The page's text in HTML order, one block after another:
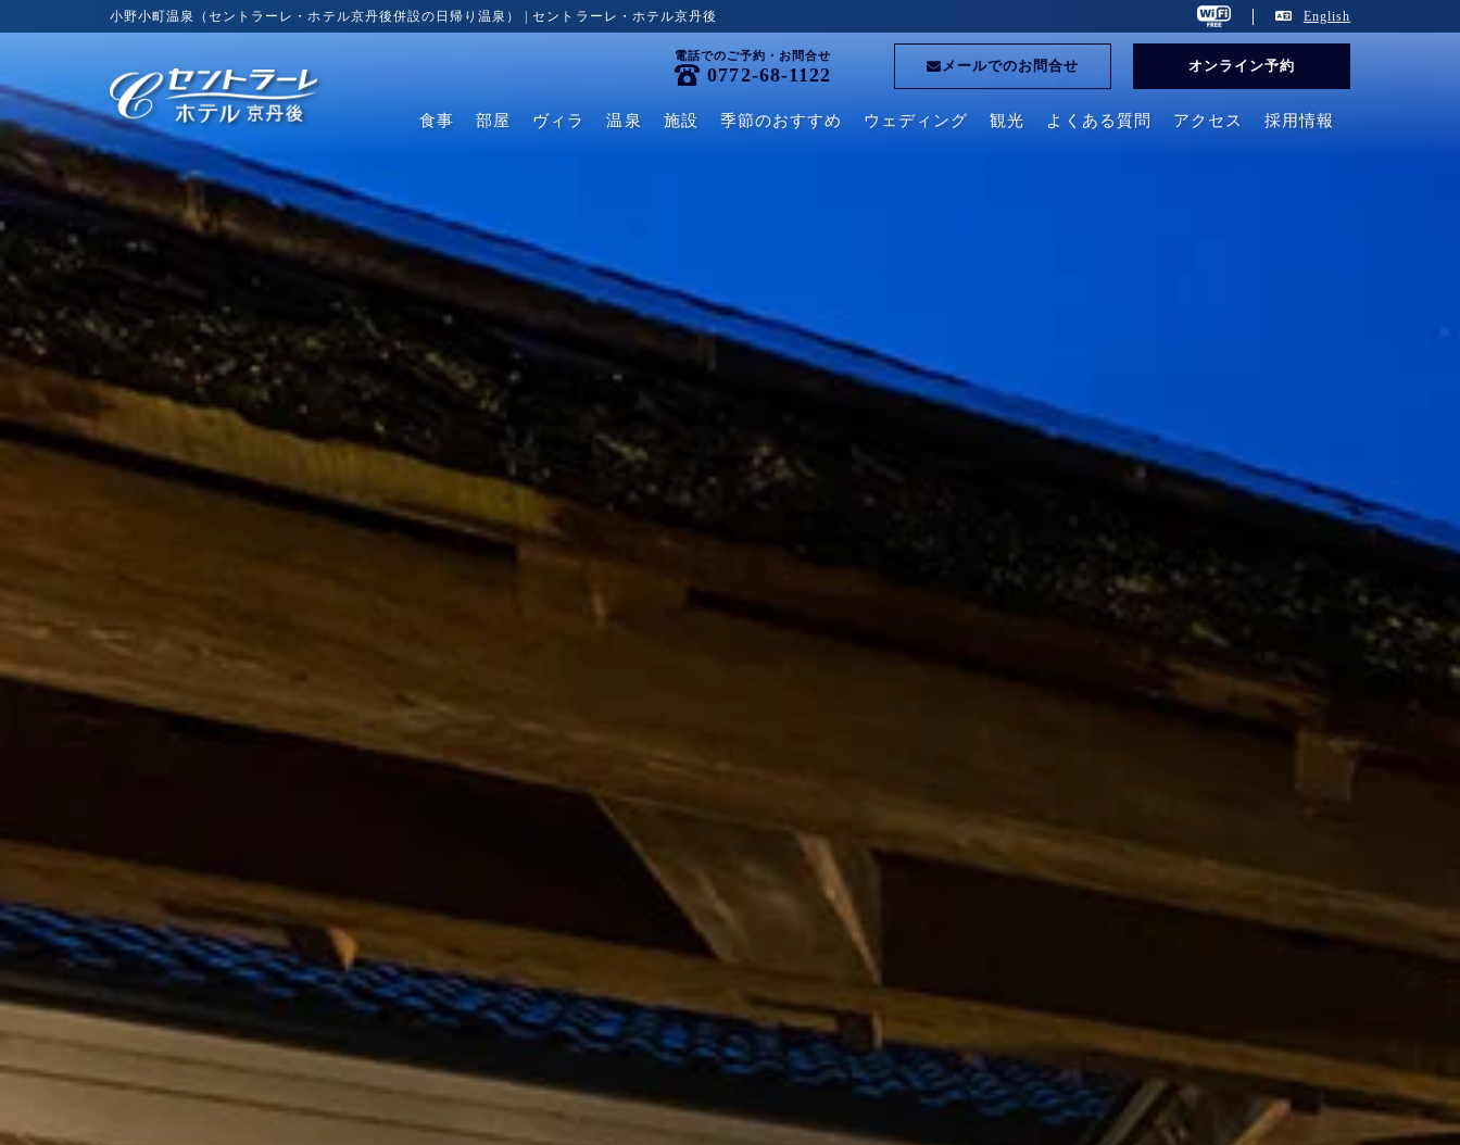
小野小町温泉（セントラーレ・ホテル京丹後併設の日帰り温泉） | セントラーレ・ホテル京丹後 English
電話でのご予約・お問合せ
0772-68-1122 メールでのお問合せ オンライン予約
食事 部屋 ヴィラ 温泉 施設 季節のおすすめ ウェディング 観光 よくある質問 アクセス 採用情報